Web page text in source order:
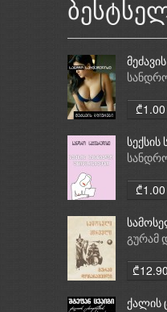
სექსის
გურამ
ქალის